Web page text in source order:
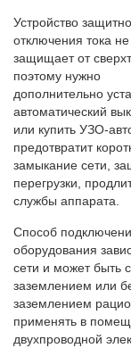
Устройство
отключения тока не
защищает от
поэтому нужно
дополнительно
автоматический
или купить УЗО-
предотвратит
замыкание сети,
перегрузки,
службы аппарата.
Способ
оборудования
сети и может быть с
заземлением или
заземлением
применять в
двухпроводной